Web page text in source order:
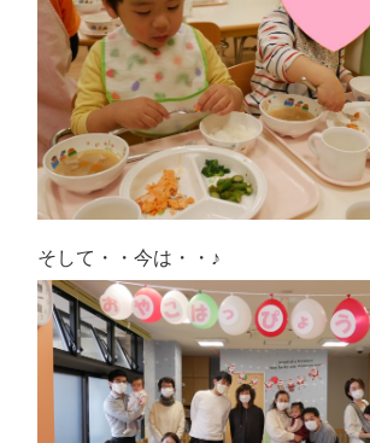
そして・・今は・・♪